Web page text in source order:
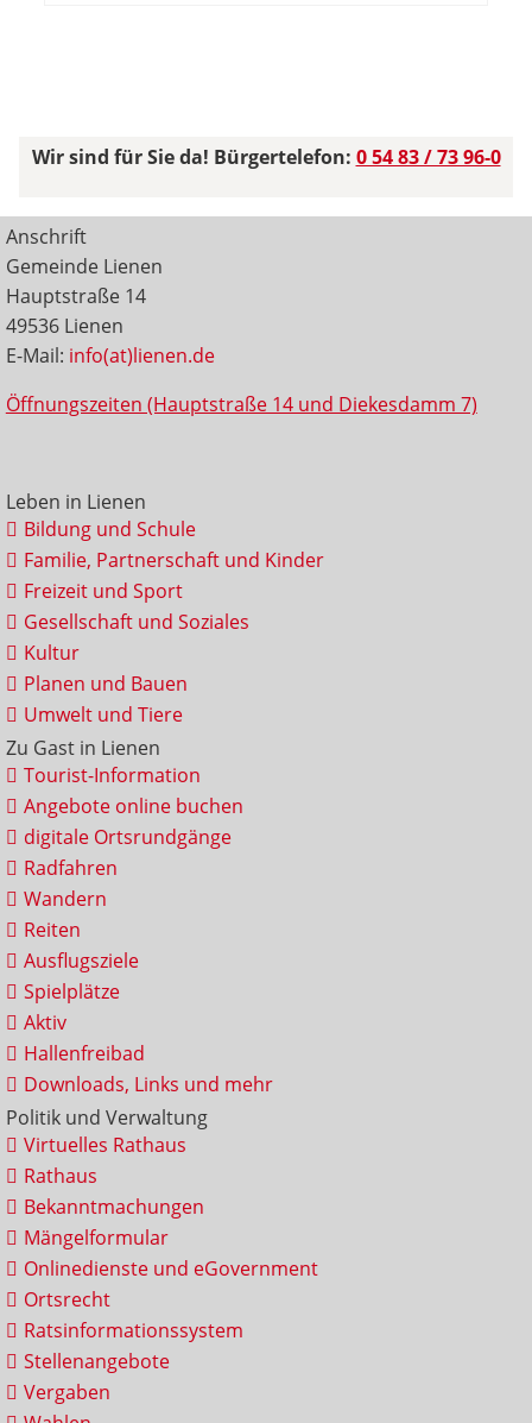
Wir sind für Sie da! Bürgertelefon: 0 54 83 / 73 96-0
Anschrift
Gemeinde Lienen
Hauptstraße 14
49536 Lienen
E-Mail: info(at)lienen.de
Öffnungszeiten (Hauptstraße 14 und Diekesdamm 7)
Leben in Lienen
Bildung und Schule
Familie, Partnerschaft und Kinder
Freizeit und Sport
Gesellschaft und Soziales
Kultur
Planen und Bauen
Umwelt und Tiere
Zu Gast in Lienen
Tourist-Information
Angebote online buchen
digitale Ortsrundgänge
Radfahren
Wandern
Reiten
Ausflugsziele
Spielplätze
Aktiv
Hallenfreibad
Downloads, Links und mehr
Politik und Verwaltung
Virtuelles Rathaus
Rathaus
Bekanntmachungen
Mängelformular
Onlinedienste und eGovernment
Ortsrecht
Ratsinformationssystem
Stellenangebote
Vergaben